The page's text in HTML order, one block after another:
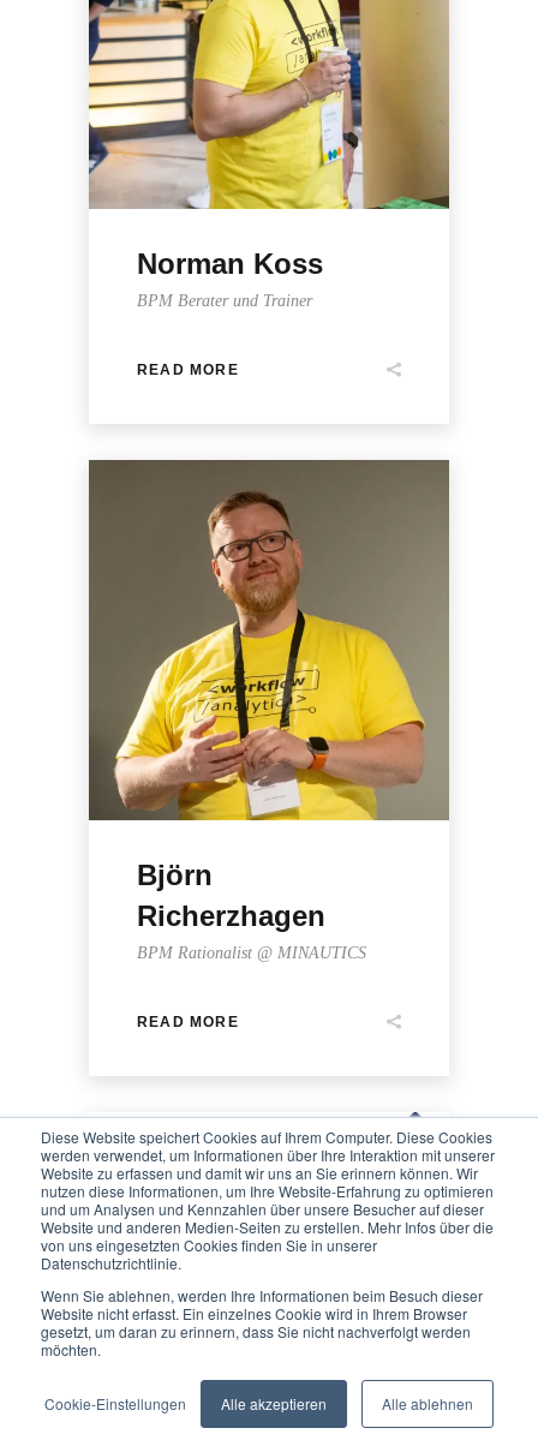
Diese Website speichert Cookies auf Ihrem Computer. Diese Cookies
werden verwendet, um Informationen über Ihre Interaktion mit unserer
Website zu erfassen und damit wir uns an Sie erinnern können. Wir
nutzen diese Informationen, um Ihre Website-Erfahrung zu optimieren
und um Analysen und Kennzahlen über unsere Besucher auf dieser
Website und anderen Medien-Seiten zu erstellen. Mehr Infos über die
von uns eingesetzten Cookies finden Sie in unserer
Datenschutzrichtlinie.
Wenn Sie ablehnen, werden Ihre Informationen beim Besuch dieser
Website nicht erfasst. Ein einzelnes Cookie wird in Ihrem Browser
gesetzt, um daran zu erinnern, dass Sie nicht nachverfolgt werden
möchten.
Cookie-Einstellungen Alle akzeptieren Alle ablehnen
We value your privacy
personalised ads or content, and analyse our traffic. By
clicking "Accept All", you consent to our use of cookies.
Customise Reject All Accept All
Norman Koss
BPM Berater und Trainer
READ MORE
Björn
Richerzhagen
BPM Rationalist @ MINAUTICS
READ MORE
MINAUTICS